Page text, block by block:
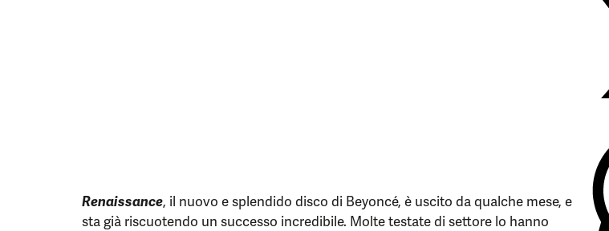
Renaissance, il nuovo e splendido disco di Beyoncé, è uscito da qualche mese, e
sta già riscuotendo un successo incredibile. Molte testate di settore lo hanno